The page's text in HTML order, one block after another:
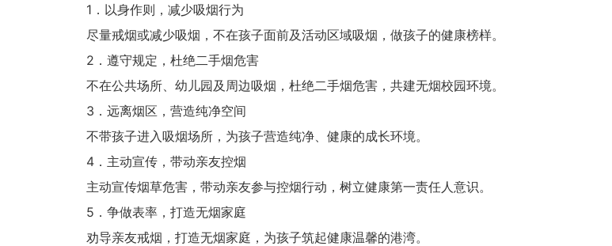
1．以身作则，减少吸烟行为
尽量戒烟或减少吸烟，不在孩子面前及活动区域吸烟，做孩子的健康榜样。
2．遵守规定，杜绝二手烟危害
不在公共场所、幼儿园及周边吸烟，杜绝二手烟危害，共建无烟校园环境。
3．远离烟区，营造纯净空间
不带孩子进入吸烟场所，为孩子营造纯净、健康的成长环境。
4．主动宣传，带动亲友控烟
主动宣传烟草危害，带动亲友参与控烟行动，树立健康第一责任人意识。
5．争做表率，打造无烟家庭
劝导亲友戒烟，打造无烟家庭，为孩子筑起健康温馨的港湾。